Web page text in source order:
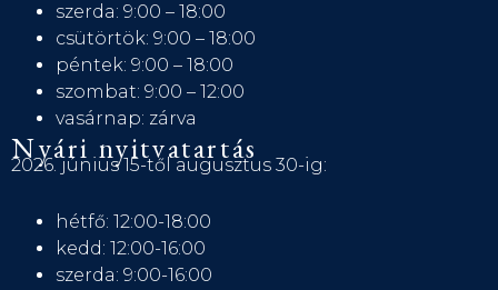
szerda: 9:00 – 18:00
csütörtök: 9:00 – 18:00
péntek: 9:00 – 18:00
szombat: 9:00 – 12:00
vasárnap: zárva
Nyári nyitvatartás
2026. június 15-től augusztus 30-ig:
hétfő: 12:00-18:00
kedd: 12:00-16:00
szerda: 9:00-16:00